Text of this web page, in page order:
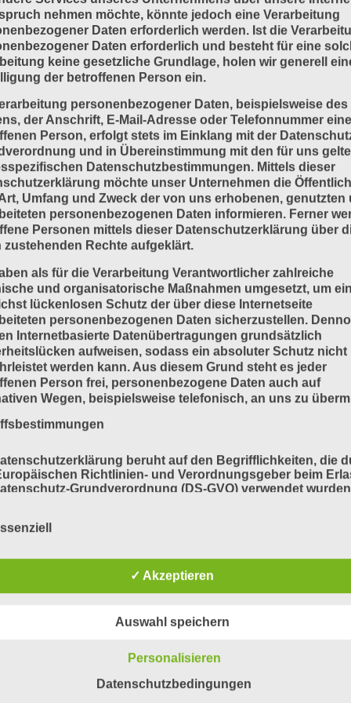
nehmen möchte, könnte jedoch eine Verarbeitung
Daten erforderlich werden. Ist die
Daten erforderlich und besteht für eine
keine gesetzliche Grundlage, holen wir generell
der betroffenen Person ein.
personenbezogener Daten, beispielsweise des
der Anschrift, E-Mail-Adresse oder Telefonnummer
Person, erfolgt stets im Einklang mit der
und in Übereinstimmung mit den für uns
Datenschutzbestimmungen. Mittels dieser
möchte unser Unternehmen die
Umfang und Zweck der von uns erhobenen, genutzten
personenbezogenen Daten informieren. Ferner
Personen mittels dieser Datenschutzerklärung über
zustehenden Rechte aufgeklärt.
als für die Verarbeitung Verantwortlicher zahlreiche
und organisatorische Maßnahmen umgesetzt, um
lückenlosen Schutz der über diese Internetseite
personenbezogenen Daten sicherzustellen.
Internetbasierte Datenübertragungen grundsätzlich
aufweisen, sodass ein absoluter Schutz nicht
werden kann. Aus diesem Grund steht es jeder
Person frei, personenbezogene Daten auch auf
Wegen, beispielsweise telefonisch, an uns zu
beruht auf den Begrifflichkeiten, die
Richtlinien- und Verordnungsgeber beim
Grundverordnung (DS-GVO) verwendet
sein. Um dies zu gewährleisten, möchten wir vorab
in dieser Datenschutzerklärung unter anderem die
Personenbezogene Daten sind alle Informationen, die sich
✓ Akzeptieren
Auswahl speichern
Personalisieren
Datenschutzbedingungen